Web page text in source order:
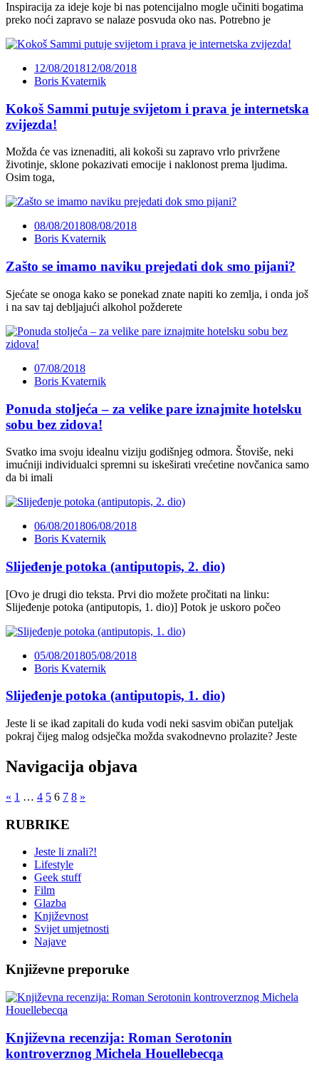
Inspiracija za ideje koje bi nas potencijalno mogle učiniti bogatima
preko noći zapravo se nalaze posvuda oko nas. Potrebno je
12/08/201812/08/2018
Boris Kvaternik
Kokoš Sammi putuje svijetom i prava je internetska
zvijezda!
Možda će vas iznenaditi, ali kokoši su zapravo vrlo privržene
životinje, sklone pokazivati emocije i naklonost prema ljudima.
Osim toga,
08/08/201808/08/2018
Boris Kvaternik
Zašto se imamo naviku prejedati dok smo pijani?
Sjećate se onoga kako se ponekad znate napiti ko zemlja, i onda još
i na sav taj debljajući alkohol požderete
07/08/2018
Boris Kvaternik
Ponuda stoljeća – za velike pare iznajmite hotelsku
sobu bez zidova!
Svatko ima svoju idealnu viziju godišnjeg odmora. Štoviše, neki
imućniji individualci spremni su iskeširati vrećetine novčanica samo
da bi imali
06/08/201806/08/2018
Boris Kvaternik
Slijeđenje potoka (antiputopis, 2. dio)
[Ovo je drugi dio teksta. Prvi dio možete pročitati na linku:
Slijeđenje potoka (antiputopis, 1. dio)] Potok je uskoro počeo
05/08/201805/08/2018
Boris Kvaternik
Slijeđenje potoka (antiputopis, 1. dio)
Jeste li se ikad zapitali do kuda vodi neki sasvim običan puteljak
pokraj čijeg malog odsječka možda svakodnevno prolazite? Jeste
Navigacija objava
« 1 … 4 5 6 7 8 »
RUBRIKE
Jeste li znali?!
Lifestyle
Geek stuff
Film
Glazba
Književnost
Svijet umjetnosti
Najave
Književne preporuke
Književna recenzija: Roman Serotonin
kontroverznog Michela Houellebecqa